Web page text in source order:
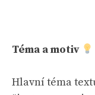
Téma a motiv
Hlavní téma